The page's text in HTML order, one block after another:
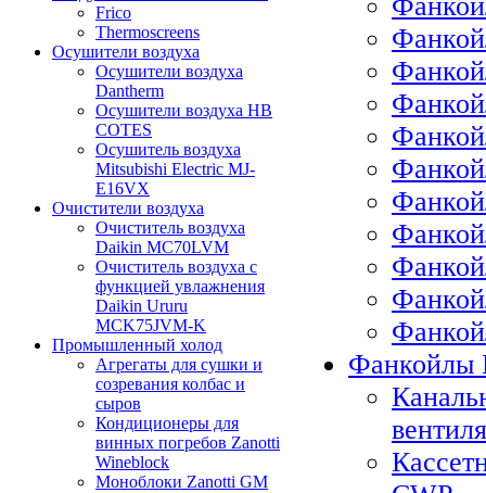
Frico
Thermoscreens
Осушители воздуха
Осушители воздуха
Dantherm
Осушители воздуха HB
COTES
Осушитель воздуха
Mitsubishi Electric MJ-
E16VX
Очистители воздуха
Очиститель воздуха
Daikin MC70LVM
Очиститель воздуха с
функцией увлажнения
Daikin Ururu
MCK75JVM-K
Промышленный холод
Агрегаты для сушки и
созревания колбас и
сыров
Кондиционеры для
винных погребов Zanotti
Wineblock
Моноблоки Zanotti GM
Фанкойлы